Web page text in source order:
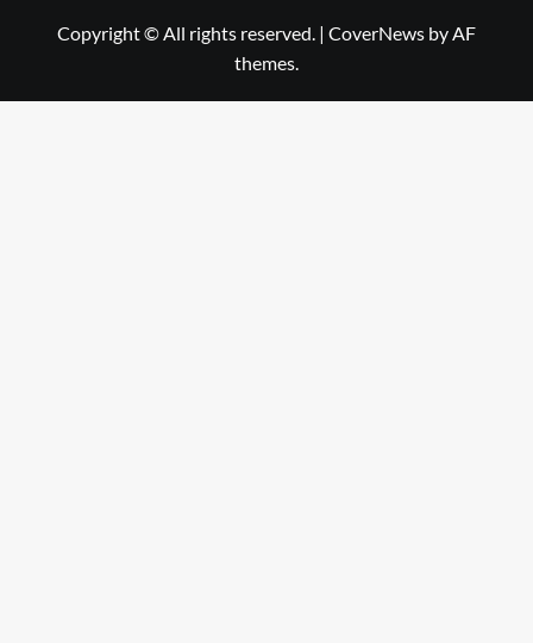
Copyright © All rights reserved. | CoverNews by AF
themes.